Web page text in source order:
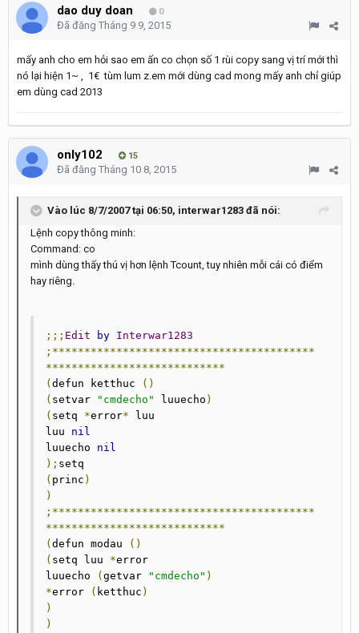
dao duy doan 0
Đã đăng Tháng 9 9, 2015
mấy anh cho em hỏi sao em ấn co chọn số 1 rùi copy sang vị trí mới thì
nó lại hiện 1~ , 1€ tùm lum z.em mới dùng cad mong mấy anh chỉ giúp
em dùng cad 2013
only102 15
Đã đăng Tháng 10 8, 2015
Vào lúc 8/7/2007 tại 06:50, interwar1283 đã nói:
Lệnh copy thông minh:
Command: co
mình dùng thấy thú vị hơn lệnh Tcount, tuy nhiên mỗi cái có điểm
hay riêng.
;;; Edit by Interwar1283
;*****************************************
****************************
( defun ketthuc
()
( setvar "cmdecho" luuecho )
( setq *error* luu
luu nil
luuecho nil
);
( princ )
)
;*****************************************
****************************
( defun modau
()
( setq luu *error
luuecho
( getvar "cmdecho" )
*error ( ketthuc )
)
)